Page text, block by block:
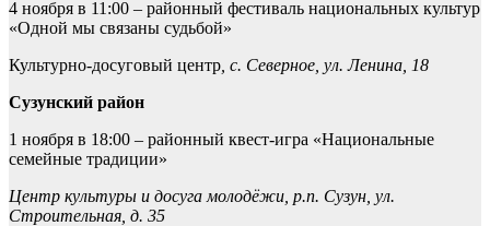
4 ноября в 11:00 – районный фестиваль национальных культур
«Одной мы связаны судьбой»
Культурно-досуговый центр , с. Северное, ул. Ленина, 18
Сузунский район
1 ноября в 18:00 – районный квест-игра «Национальные
семейные традиции»
Центр культуры и досуга молодёжи, р.п. Сузун, ул.
Строительная, д. 35